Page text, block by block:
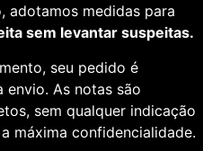
adotamos medidas para
sem levantar suspeitas.
seu pedido é
envio. As notas são
sem qualquer indicação
máxima confidencialidade.